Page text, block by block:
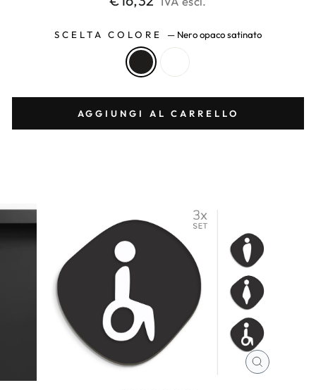
listino
SCELTA COLORE— Nero opaco satinato
AGGIUNGI AL CARRELLO
CHIUDI